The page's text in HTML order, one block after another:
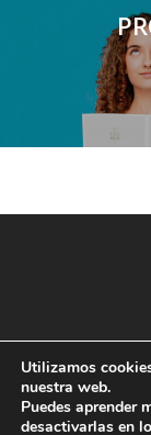
Utilizamos
nuestra web.
Puedes aprender
desactivarlas en